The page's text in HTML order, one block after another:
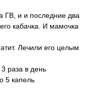
ГВ, и и последние два
кабачка. И мамочка
Лечили его целым
раза в день
5 капель